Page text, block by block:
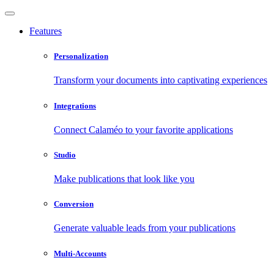
Features
Personalization
Transform your documents into captivating experiences
Integrations
Connect Calaméo to your favorite applications
Studio
Make publications that look like you
Conversion
Generate valuable leads from your publications
Multi-Accounts